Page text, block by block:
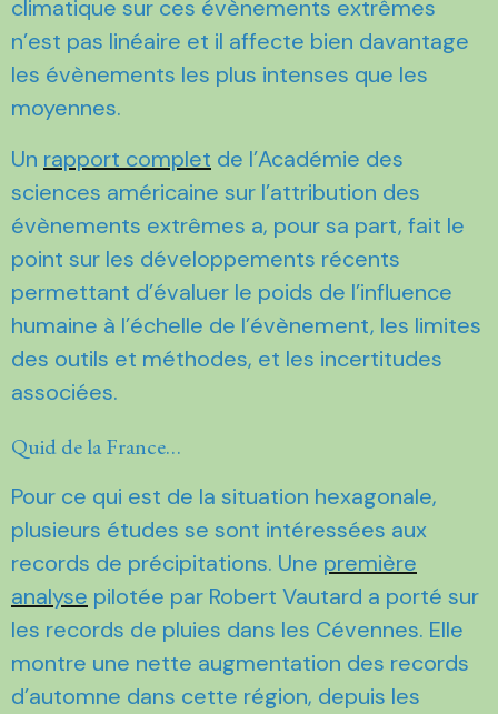
climatique sur ces évènements extrêmes
n’est pas linéaire et il affecte bien davantage
les évènements les plus intenses que les
moyennes.
Un rapport complet de l’Académie des
sciences américaine sur l’attribution des
évènements extrêmes a, pour sa part, fait le
point sur les développements récents
permettant d’évaluer le poids de l’influence
humaine à l’échelle de l’évènement, les limites
des outils et méthodes, et les incertitudes
associées.
Quid de la France…
Pour ce qui est de la situation hexagonale,
plusieurs études se sont intéressées aux
records de précipitations. Une première
analyse pilotée par Robert Vautard a porté sur
les records de pluies dans les Cévennes. Elle
montre une nette augmentation des records
d’automne dans cette région, depuis les